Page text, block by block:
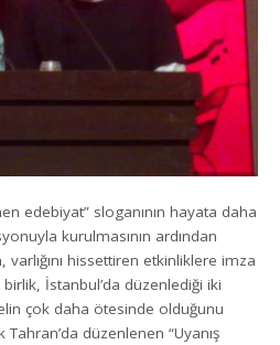
edebiyat” sloganının hayata daha
kurulmasının ardından
hissettiren etkinliklere imza
İstanbul’da düzenlediği iki
çok daha ötesinde olduğunu
düzenlenen “Uyanış